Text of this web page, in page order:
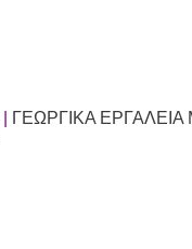
ΓΕΩΡΓΙΚΑ